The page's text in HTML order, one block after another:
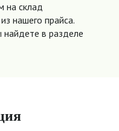
на склад
нашего прайса.
в разделе